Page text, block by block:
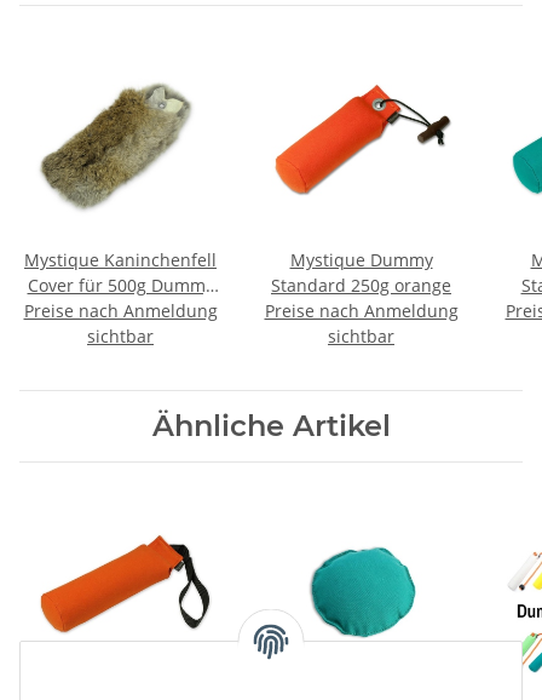
Mystique Kaninchenfell
Cover für 500g Dummy
Überzug
Preise nach Anmeldung
sichtbar
Mystique Dummy
Standard 250g orange
Preise nach Anmeldung
sichtbar
Ähnliche Artikel